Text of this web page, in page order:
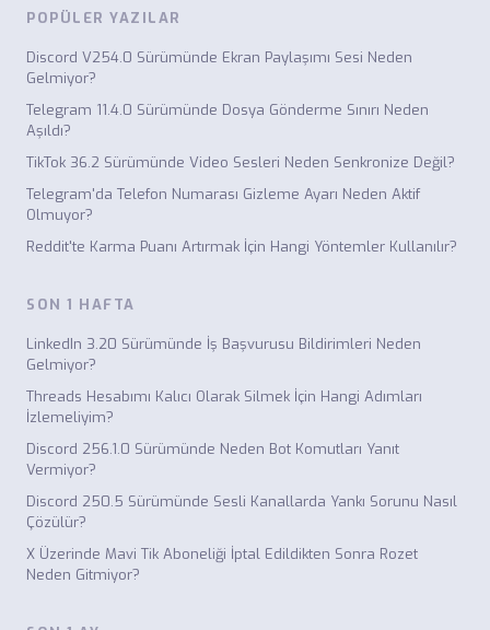
POPÜLER YAZILAR
Discord V254.0 Sürümünde Ekran Paylaşımı Sesi Neden
Gelmiyor?
Telegram 11.4.0 Sürümünde Dosya Gönderme Sınırı Neden
Aşıldı?
TikTok 36.2 Sürümünde Video Sesleri Neden Senkronize Değil?
Telegram'da Telefon Numarası Gizleme Ayarı Neden Aktif
Olmuyor?
Reddit'te Karma Puanı Artırmak İçin Hangi Yöntemler Kullanılır?
SON 1 HAFTA
LinkedIn 3.20 Sürümünde İş Başvurusu Bildirimleri Neden
Gelmiyor?
Threads Hesabımı Kalıcı Olarak Silmek İçin Hangi Adımları
İzlemeliyim?
Discord 256.1.0 Sürümünde Neden Bot Komutları Yanıt
Vermiyor?
Discord 250.5 Sürümünde Sesli Kanallarda Yankı Sorunu Nasıl
Çözülür?
X Üzerinde Mavi Tik Aboneliği İptal Edildikten Sonra Rozet
Neden Gitmiyor?